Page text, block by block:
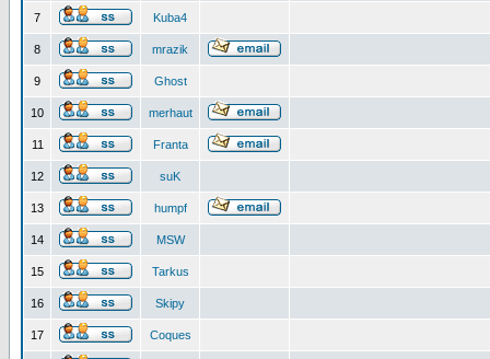
7 Kuba4
8 mrazik
9 Ghost
10 merhaut
11 Franta
12 suK
13 humpf
14 MSW
15 Tarkus
16 Skipy
17 Coques